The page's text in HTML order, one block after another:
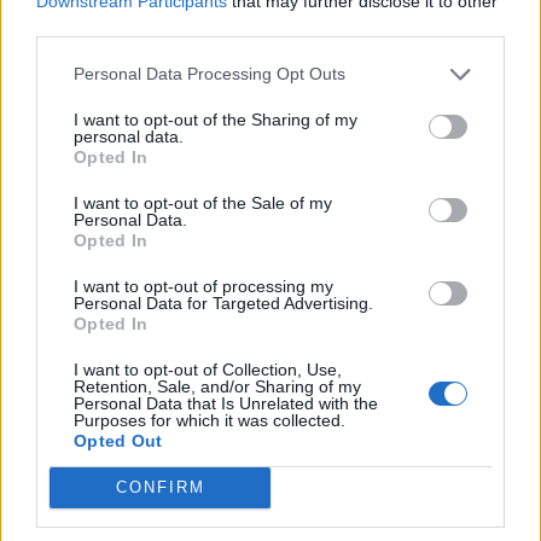
Personal Data Processing Opt Outs
I want to opt-out of the Sharing of my
personal data.
Opted In
I want to opt-out of the Sale of my
Personal Data.
Opted In
I want to opt-out of processing my
Personal Data for Targeted Advertising.
Opted In
I want to opt-out of Collection, Use,
Retention, Sale, and/or Sharing of my
Personal Data that Is Unrelated with the
Purposes for which it was collected.
Opted Out
CONFIRM
Ανέθεσαν στους υπουργούς Εξωτερικών να
καθοδηγούν τη διαδικασία και να ενημερώνουν τους
ηγέτες για την πρόοδο που σημειώνεται.
Ο πρωθυπουργός τόνισε ότι προσβλέπει σε πιο
συχνές επαφές σε όλα τα επίπεδα, ώστε να
οικοδομηθεί κλίμα εμπιστοσύνης και οι
προϋποθέσεις που θα οδηγήσουν σε βελτίωση των
σχέσεων Ελλάδας-Τουρκίας.»
Ακολουθήστε το OLAFAQ